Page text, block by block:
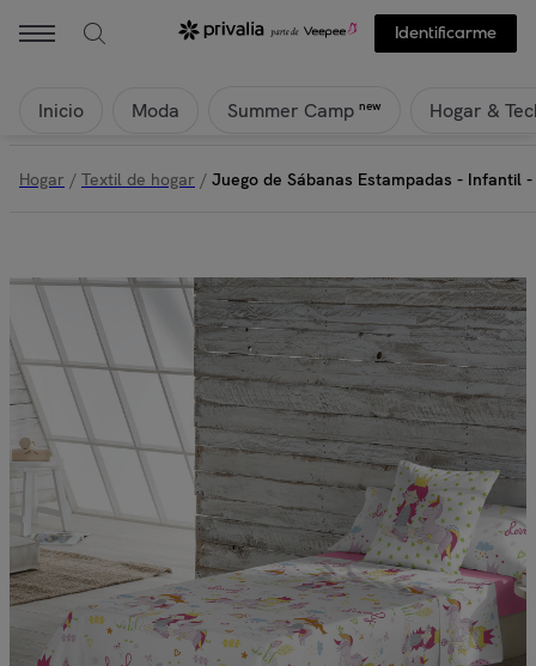
Identificarme
Inicio Moda Summer Camp new Hogar &
Hogar / Textil de hogar / Juego de Sábanas Estampadas - Infantil